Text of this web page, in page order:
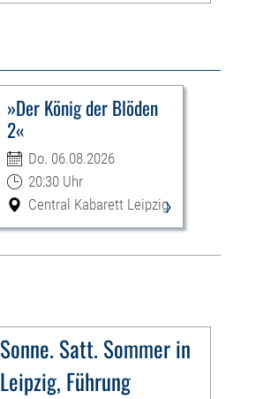
»Der König der Blöden
2«
Do. 06.08.2026
20:30 Uhr
Central Kabarett Leipzig›
Sonne. Satt. Sommer in
Leipzig, Führung